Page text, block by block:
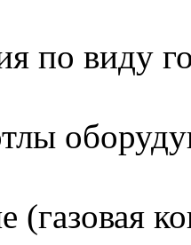
по виду
(газовая